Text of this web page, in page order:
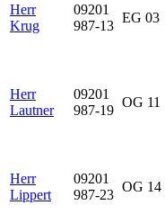
Herr
Krug
09201
987-13
EG 03
Herr
Lautner
09201
987-19
OG 11
Herr
Lippert
09201
987-23
OG 14